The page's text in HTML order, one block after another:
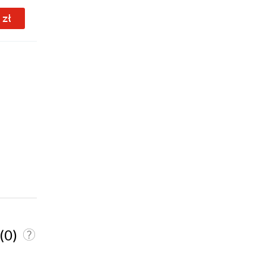
(0)